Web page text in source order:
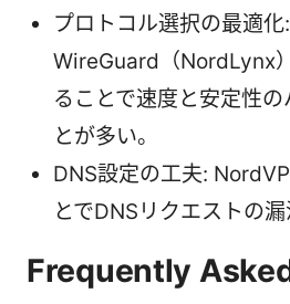
プロトコル選択の最適化:
WireGuard（NordLynx
ることで速度と安定性
とが多い。
DNS設定の工夫:
とでDNSリクエストの漏
Frequently